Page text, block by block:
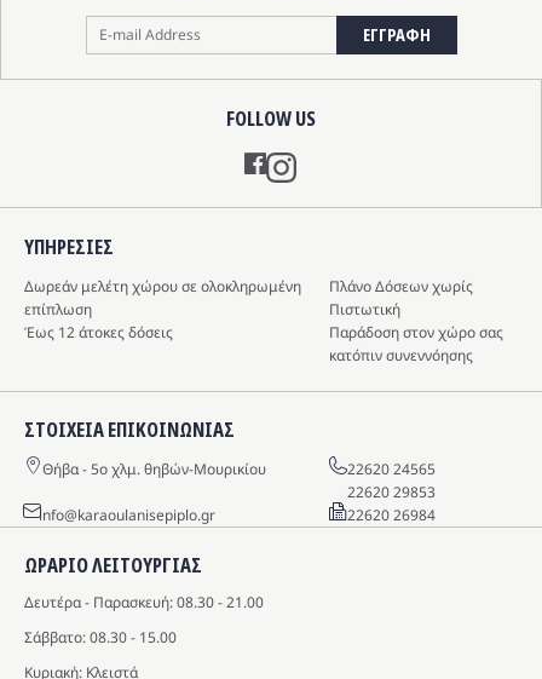
FOLLOW US
Instagram
ΕΓΓΡΑΦΗ
ΩΡΑΡΙΟ ΛΕΙΤΟΥΡΓΙΑΣ
Δευτέρα - Παρασκευή: 08.30 - 21.00
Σάββατο: 08.30 - 15.00
Κυριακή: Κλειστά
ΥΠΗΡΕΣIΕΣ
Δωρεάν μελέτη χώρου σε ολοκληρωμένη
επίπλωση
Πλάνο Δόσεων χωρίς
Πιστωτική
Έως 12 άτοκες δόσεις
Παράδοση στον χώρο σας
κατόπιν συνεννόησης
ΣΤΟΙΧΕΙΑ ΕΠΙΚΟΙΝΩΝΙΑΣ
Θήβα - 5o χλμ. θηβών-Μουρικίου
22620 24565
22620 29853
info@karaoulanisepiplo.gr
22620 26984